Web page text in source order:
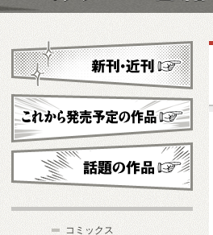
新刊・近刊
これから発売予定
コミックス